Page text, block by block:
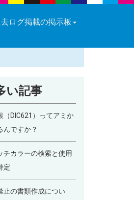
ログ掲載の掲示板
い記事
（DIC621）ってアミか
んですか？
チカラーの検索と使用
定
止の書類作成につい